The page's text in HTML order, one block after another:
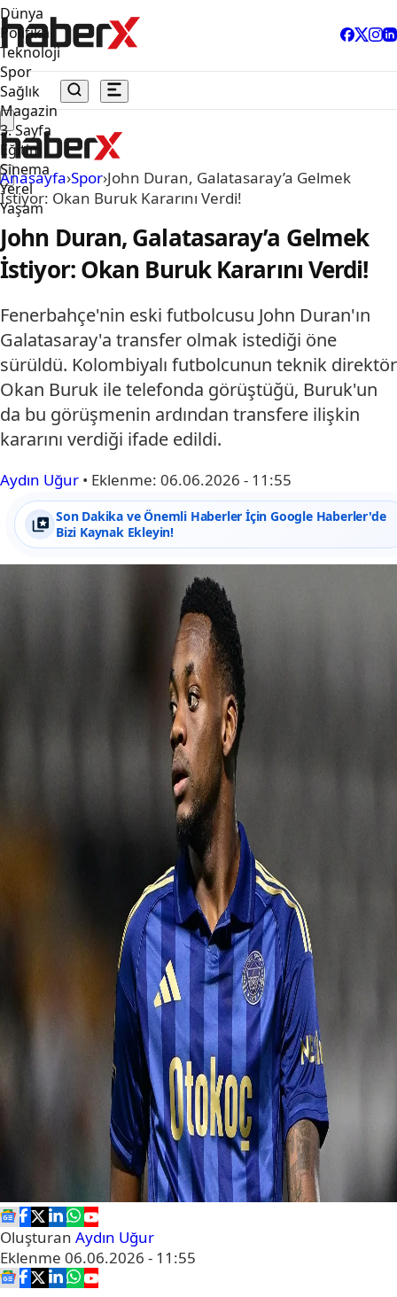
Dünya
Politika
Teknoloji
Spor
Sağlık
Magazin
3. Sayfa
Eğitim
Sinema
Yerel
Yaşam
Anasayfa›Spor›John Duran, Galatasaray’a Gelmek
İstiyor: Okan Buruk Kararını Verdi!
John Duran, Galatasaray’a Gelmek
İstiyor: Okan Buruk Kararını Verdi!
Fenerbahçe'nin eski futbolcusu John Duran'ın
Galatasaray'a transfer olmak istediği öne
sürüldü. Kolombiyalı futbolcunun teknik direktör
Okan Buruk ile telefonda görüştüğü, Buruk'un
da bu görüşmenin ardından transfere ilişkin
kararını verdiği ifade edildi.
Aydın Uğur • Eklenme: 06.06.2026 - 11:55
Son Dakika ve Önemli Haberler İçin Google Haberler'de
Bizi Kaynak Ekleyin!
Oluşturan Aydın Uğur
Eklenme 06.06.2026 - 11:55